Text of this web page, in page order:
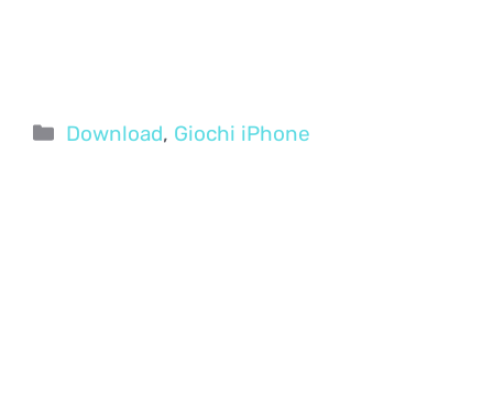
Categorie
Download, Giochi iPhone